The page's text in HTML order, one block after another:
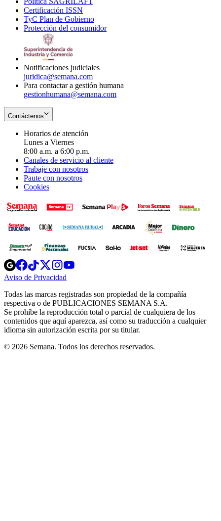
new
window
Certificación ISSN
in
new
TyC Plan de Gobierno
in
Protección del consumidorOpens
Notificaciones judiciales
juridica@semana.com
Para contactar a gestión humana
gestionhumana@semana.com
Contáctenos
Horarios de atención
Lunes a Viernes
8:00 a.m. a 6:00 p.m.
Canales de servicio al cliente
Trabaje con nosotros
Paute con nosotros
Cookies
Opens
in
new
Opens
in
new
Opens
in
new
window
Opens
new
windowwindow
Aviso de Privacidad
new
window
Todas las marcas registradas son propiedad de la compañía
respectiva o de PUBLICACIONES SEMANA S.A.
Se prohíbe la reproducción total o parcial de cualquiera de los
contenidos que aquí aparezca, así como su traducción a cualquier
idioma sin autorización escrita por su titular.
© 2026 Semana. Todos los derechos reservados.